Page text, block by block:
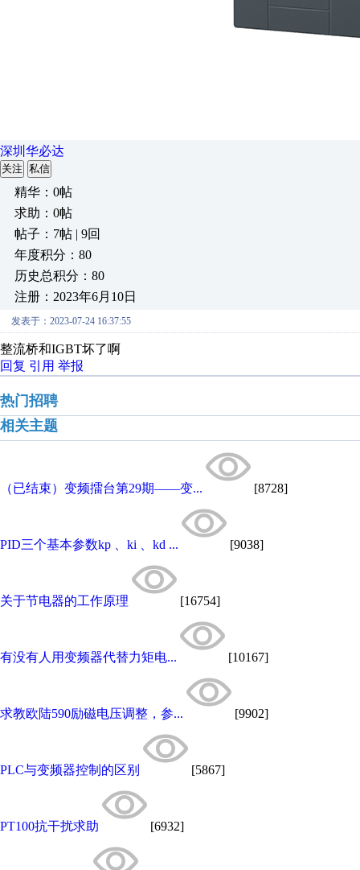
深圳华必达
关注 私信
精华：0帖
求助：0帖
帖子：7帖 | 9回
年度积分：80
历史总积分：80
注册：2023年6月10日
发表于：2023-07-24 16:37:55
整流桥和IGBT坏了啊
回复 引用 举报
热门招聘
相关主题
（已结束）变频擂台第29期——变... [8728]
PID三个基本参数kp 、ki 、kd ... [9038]
关于节电器的工作原理 [16754]
有没有人用变频器代替力矩电... [10167]
求教欧陆590励磁电压调整，参... [9902]
PLC与变频器控制的区别 [5867]
PT100抗干扰求助 [6932]